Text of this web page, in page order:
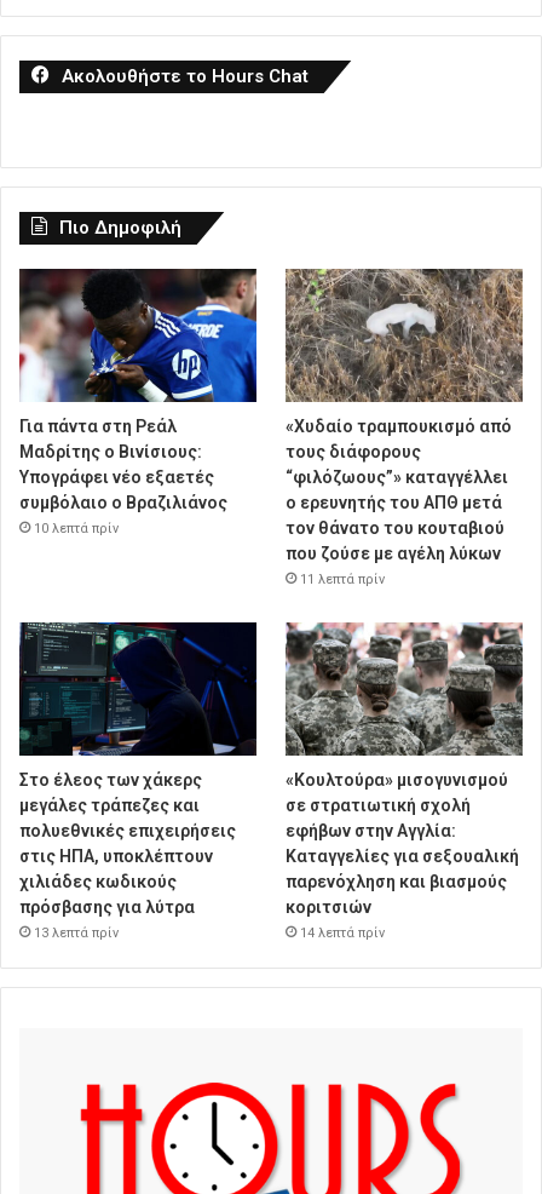
Ακολουθήστε το Hours Chat
Πιο Δημοφιλή
Για πάντα στη Ρεάλ
Μαδρίτης ο Βινίσιους:
Υπογράφει νέο εξαετές
συμβόλαιο ο Βραζιλιάνος
10 λεπτά πρίν
«Χυδαίο τραμπουκισμό από
τους διάφορους
“φιλόζωους”» καταγγέλλει
ο ερευνητής του ΑΠΘ μετά
τον θάνατο του κουταβιού
που ζούσε με αγέλη λύκων
11 λεπτά πρίν
Στο έλεος των χάκερς
μεγάλες τράπεζες και
πολυεθνικές επιχειρήσεις
στις ΗΠΑ, υποκλέπτουν
χιλιάδες κωδικούς
πρόσβασης για λύτρα
13 λεπτά πρίν
«Κουλτούρα» μισογυνισμού
σε στρατιωτική σχολή
εφήβων στην Αγγλία:
Καταγγελίες για σεξουαλική
παρενόχληση και βιασμούς
κοριτσιών
14 λεπτά πρίν